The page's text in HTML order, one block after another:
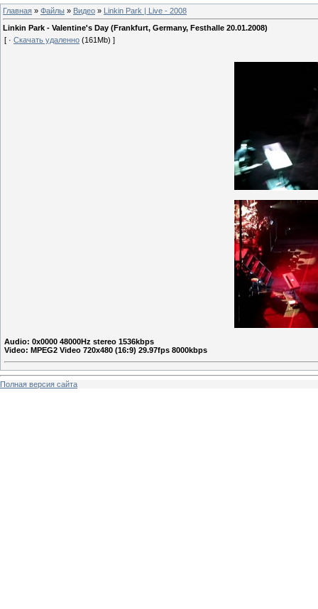
Главная » Файлы » Видео » Linkin Park | Live - 2008
Linkin Park - Valentine's Day (Frankfurt, Germany, Festhalle 20.01.2008)
[ · Скачать удаленно (161Mb) ]
Audio: 0x0000 48000Hz stereo 1536kbps
Video: MPEG2 Video 720x480 (16:9) 29.97fps 8000kbps
Полная версия сайта